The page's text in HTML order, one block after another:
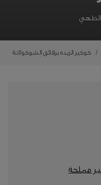
كوكيز الزبدة برقائق الشوكولاتة